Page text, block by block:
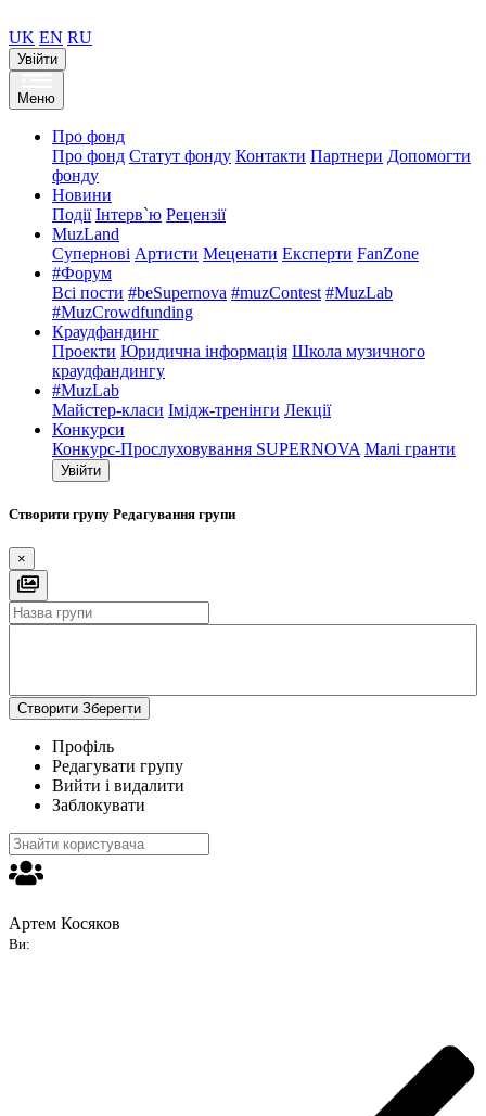
UK EN RU
Увійти
Меню
Про фонд
Про фонд Статут фонду Контакти Партнери Допомогти
фонду
Новини
Події Інтерв`ю Рецензії
MuzLand
Супернові Артисти Меценати Експерти FanZone
#Форум
Всі пости #beSupernova #muzContest #MuzLab
#MuzCrowdfunding
Краудфандинг
Проекти Юридична інформація Школа музичного
краудфандингу
#MuzLab
Майстер-класи Імідж-тренінги Лекції
Конкурси
Конкурс-Прослуховування SUPERNOVA Малі гранти
Увійти
Створити групу Редагування групи
×
Створити Зберегти
Профіль
Редагувати групу
Вийти і видалити
Заблокувати
Артем Косяков
Ви: